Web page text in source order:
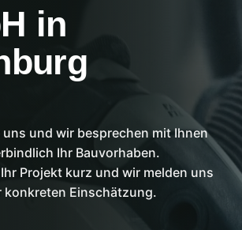
in
uns und wir besprechen mit Ihnen
Ihr Bauvorhaben.
Projekt kurz und wir melden uns
konkreten Einschätzung.